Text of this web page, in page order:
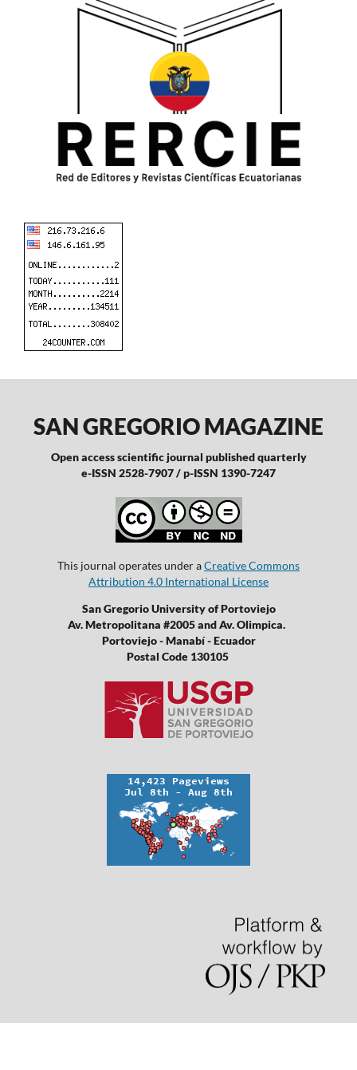
SAN GREGORIO MAGAZINE
Open access scientific journal published quarterly
e-ISSN 2528-7907 / p-ISSN 1390-7247
This journal operates under aCreative Commons
Attribution 4.0 International License
San Gregorio University of Portoviejo
Av. Metropolitana #2005 and Av. Olimpica.
Portoviejo - Manabí - Ecuador
Postal Code 130105